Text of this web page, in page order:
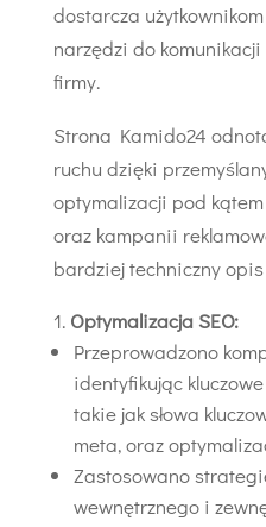
dostarcza
narzędzi do
firmy.
Strona Kamido24
ruchu dzięki
optymalizacji pod kątem
oraz kampanii
bardziej techniczny opis
Optymalizacja SEO:
Przeprowadzono
identyfikując
takie jak słowa
meta, oraz
Zastosowano
wewnętrznego i